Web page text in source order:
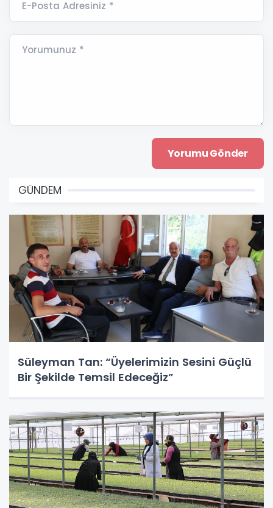
E-Posta Adresiniz *
Yorumunuz *
GÜNDEM
Süleyman Tan: “Üyelerimizin Sesini Güçlü
Bir Şekilde Temsil Edeceğiz”